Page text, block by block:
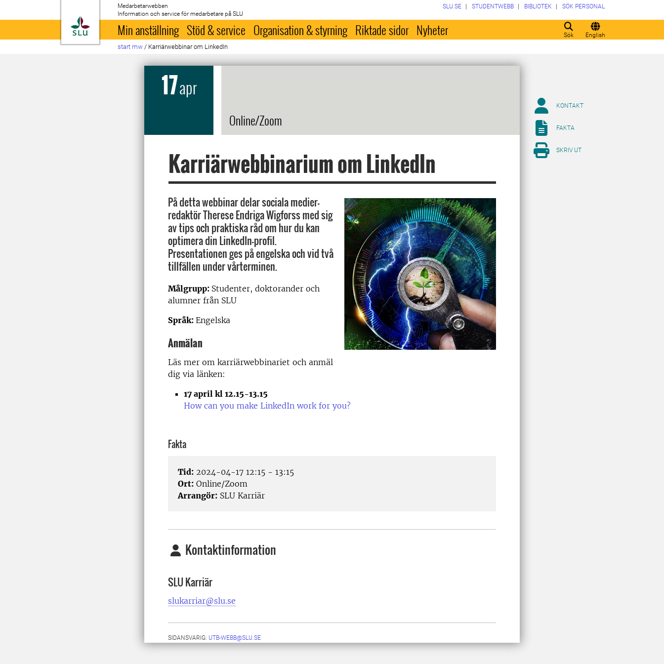
Till startsida
Medarbetarwebben
Information och service för medarbetare på SLU
Sök English
SLU.SE STUDENTWEBB BIBLIOTEK SÖK PERSONAL
Min anställning Stöd & service Organisation & styrning Riktade sidor Nyheter
start mw / Karriärwebbinar om LinkedIn
17apr
Online/Zoom
Karriärwebbinarium om LinkedIn
På detta webbinar delar sociala medier-
redaktör Therese Endriga Wigforss med sig
av tips och praktiska råd om hur du kan
optimera din LinkedIn-profil.
Presentationen ges på engelska och vid två
tillfällen under vårterminen.
Målgrupp: Studenter, doktorander och
alumner från SLU
Språk: Engelska
Anmälan
Läs mer om karriärwebbinariet och anmäl
dig via länken:
17 april kl 12.15-13.15
How can you make LinkedIn work for you?
Fakta
Tid: 2024-04-17 12:15 - 13:15
Ort: Online/Zoom
Arrangör: SLU Karriär
Kontaktinformation
SLU Karriär
slukarriar@slu.se
SIDANSVARIG: UTB-WEBB@SLU.SE
KONTAKT
FAKTA
SKRIV UT